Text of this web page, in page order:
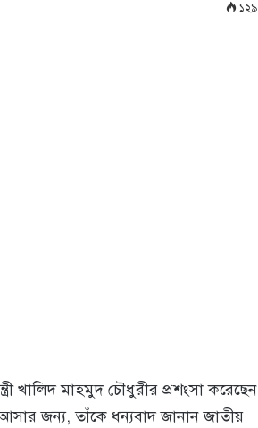
১২৯
খালিদ মাহমুদ চৌধুরীর প্রশংসা করেছেন
জন্য, তাঁকে ধন্যবাদ জানান জাতীয়